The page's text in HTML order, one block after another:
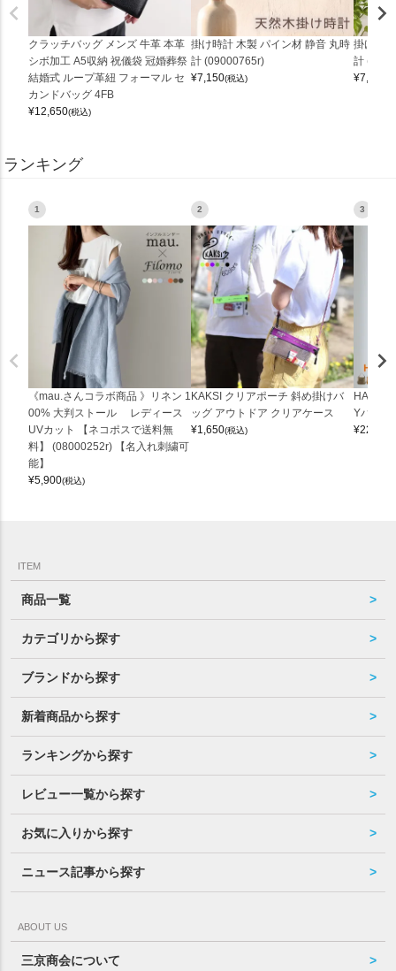
クラッチバッグ メンズ 牛革 本革
シボ加工 A5収納 祝儀袋 冠婚葬祭
結婚式 ループ革紐 フォーマル セ
カンドバッグ 4FB
¥12,650(税込)
掛け時計 木製 パイン材 静音 丸時
計 (09000765r)
¥7,150(税込)
掛け時
計
¥7,150
ランキング
1
《mau.さんコラボ商品 》リネン 1
00% 大判ストール レディース
UVカット 【ネコポスで送料無
料】 (08000252r) 【名入れ刺繍可
能】
¥5,900(税込)
2
KAKSI クリアポーチ 斜め掛けバ
ッグ アウトドア クリアケース
¥1,650(税込)
3
Yバッグ
¥22,000
ITEM
商品一覧
カテゴリから探す
ブランドから探す
新着商品から探す
ランキングから探す
レビュー一覧から探す
お気に入りから探す
ニュース記事から探す
ABOUT US
三京商会について